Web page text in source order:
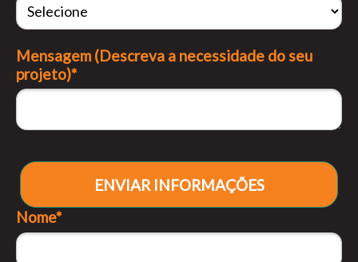
Mensagem (Descreva a necessidade do seu
projeto)*
ENVIAR INFORMAÇÕES
Nome*